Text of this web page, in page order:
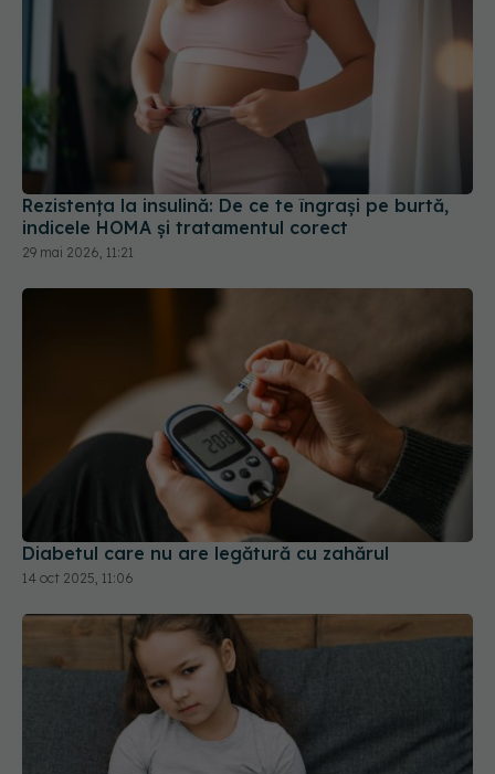
Rezistența la insulină: De ce te îngrași pe burtă,
indicele HOMA și tratamentul corect
29 mai 2026, 11:21
Diabetul care nu are legătură cu zahărul
14 oct 2025, 11:06